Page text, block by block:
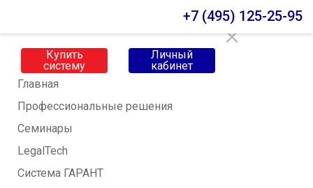
Купить
систему
Личный
кабинет
Главная
Профессиональные решения
Семинары
LegalTech
Система ГАРАНТ
+7 (495) 125-25-95